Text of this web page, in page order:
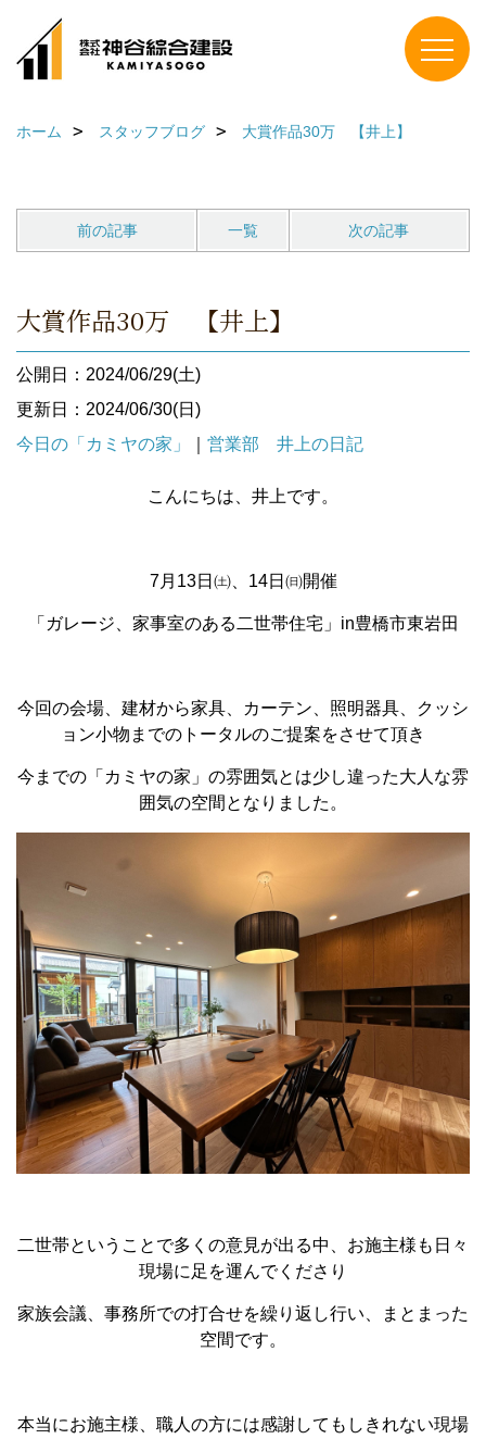
ホーム スタッフブログ 大賞作品30万 【井上】
前の記事 一覧 次の記事
大賞作品30万 【井上】
公開日：2024/06/29(土)
更新日：2024/06/30(日)
今日の「カミヤの家」
営業部 井上の日記
こんにちは、井上です。
7月13日㈯、14日㈰開催
「ガレージ、家事室のある二世帯住宅」in豊橋市東岩田
今回の会場、建材から家具、カーテン、照明器具、クッシ
ョン小物までのトータルのご提案をさせて頂き
今までの「カミヤの家」の雰囲気とは少し違った大人な雰
囲気の空間となりました。
二世帯ということで多くの意見が出る中、お施主様も日々
現場に足を運んでくださり
家族会議、事務所での打合せを繰り返し行い、まとまった
空間です。
本当にお施主様、職人の方には感謝してもしきれない現場